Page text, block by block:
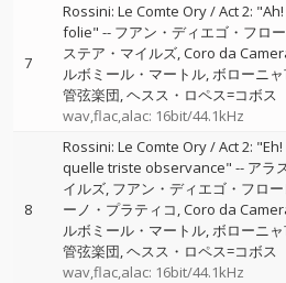
7
Rossini: Le Comte Ory / Act 2:
folie" -- フアン・ディエゴ・フロ
ステア・マイルズ Coro da
ルボミール・マートル ボローニ
管弦楽団 ヘスス・ロペス=コボス
wav,flac,alac: 16bit/44.1kHz
8
Rossini: Le Comte Ory / Act 2:
quelle triste observance" -- アラ
イルズ フアン・ディエゴ・フロ
ーノ・プラティコ Coro da
ルボミール・マートル ボローニ
管弦楽団 ヘスス・ロペス=コボス
wav,flac,alac: 16bit/44.1kHz